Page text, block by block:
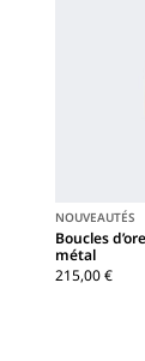
NOUVEAUTÉS
Boucles
métal
215,00 €